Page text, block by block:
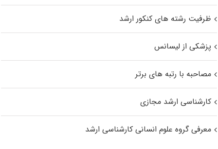
ظرفیت رشته های کنکور ارشد
پزشکی از لیسانس
مصاحبه با رتبه های برتر
کارشناسی ارشد مجازی
معرفی گروه علوم انسانی کارشناسی ارشد